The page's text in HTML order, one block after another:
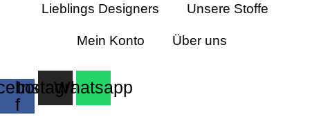
Lieblings Designers Unsere Stoffe
Mein Konto Über uns
f
InstagramWhatsapp